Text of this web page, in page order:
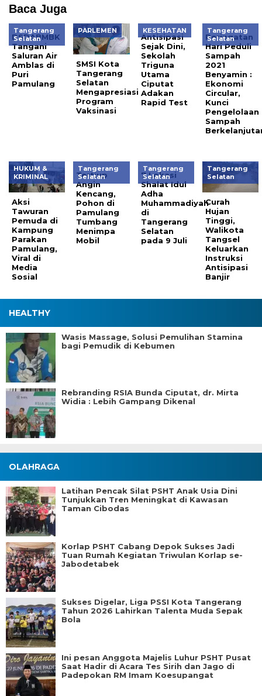
Baca Juga
Tangerang
Selatan
DSDABMBK
Tangani
Saluran Air
Amblas di
Puri
Pamulang
PARLEMEN
SMSI Kota
Tangerang
Selatan
Mengapresiasi
Program
Vaksinasi
KESEHATAN
Antisipasi
Sejak Dini,
Sekolah
Triguna
Utama
Ciputat
Adakan
Rapid Test
Tangerang
Selatan
Peringatan
Hari Peduli
Sampah
2021
Benyamin :
Ekonomi
Circular,
Kunci
Pengelolaan
Sampah
HUKUM &
KRIMINAL
Aksi
Tawuran
Pemuda di
Kampung
Parakan
Pamulang,
Viral di
Media
Sosial
Tangerang
Selatan
Tertiup
Angin
Kencang,
Pohon di
Pamulang
Tumbang
Menimpa
Mobil
Tangerang
Selatan
7 Lokasi
Shalat Idul
Adha
Muhammadiyah
di
Tangerang
Selatan
pada 9 Juli
Tangerang
Selatan
Curah
Hujan
Tinggi,
Walikota
Tangsel
Keluarkan
Instruksi
Antisipasi
Banjir
HEALTHY
Wasis Massage, Solusi Pemulihan Stamina
bagi Pemudik di Kebumen
Rebranding RSIA Bunda Ciputat, dr. Mirta
Widia : Lebih Gampang Dikenal
OLAHRAGA
Latihan Pencak Silat PSHT Anak Usia Dini
Tunjukkan Tren Meningkat di Kawasan
Taman Cibodas
Korlap PSHT Cabang Depok Sukses Jadi
Tuan Rumah Kegiatan Triwulan Korlap se-
Jabodetabek
Sukses Digelar, Liga PSSI Kota Tangerang
Tahun 2026 Lahirkan Talenta Muda Sepak
Bola
Ini pesan Anggota Majelis Luhur PSHT Pusat
Saat Hadir di Acara Tes Sirih dan Jago di
Padepokan RM Imam Koesupangat